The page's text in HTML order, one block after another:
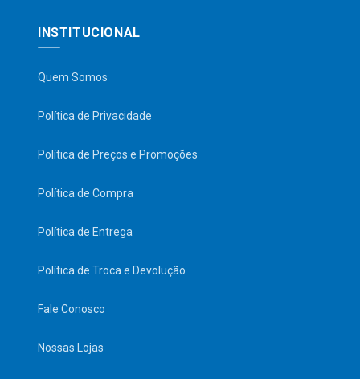
INSTITUCIONAL
Quem Somos
Política de Privacidade
Política de Preços e Promoções
Política de Compra
Política de Entrega
Política de Troca e Devolução
Fale Conosco
Nossas Lojas